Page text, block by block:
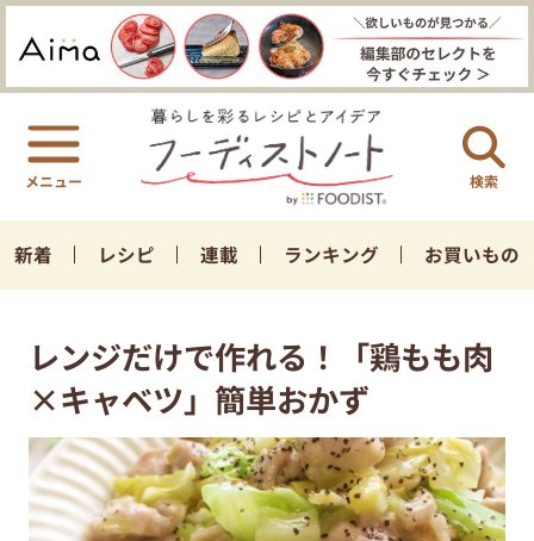
検索
新着 レシピ 連載 ランキング お買いもの
レンジだけで作れる！「鶏もも肉
×キャベツ」簡単おかず